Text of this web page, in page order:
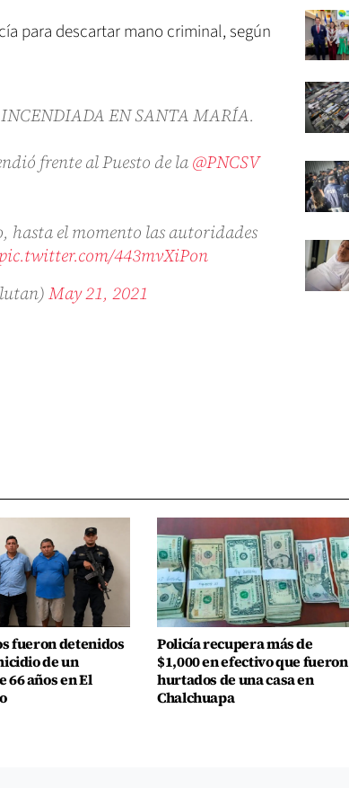
para descartar mano criminal, según
EN SANTA MARÍA.
frente al Puesto de la@PNCSV
hasta el momento las autoridades
pic.twitter.com/443mvXiPon
May 21, 2021
fueron detenidos
de un
66 años en El
Policía recupera más de
$1,000 en efectivo que fueron
hurtados de una casa en
Chalchuapa